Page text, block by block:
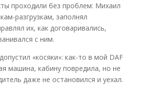
проходили без проблем: Михаил
разгрузкам, заполнял
их, как договаривались,
с ним.
«косяки»: как-то в мой DAF
машина, кабину повредила, но не
даже не остановился и уехал.